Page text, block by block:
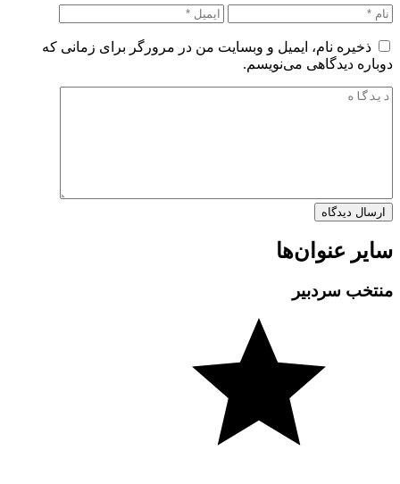
ذخیره نام، ایمیل و وبسایت من در مرورگر برای زمانی که
دوباره دیدگاهی می‌نویسم.
سایر عنوان‌ها
منتخب سردبیر